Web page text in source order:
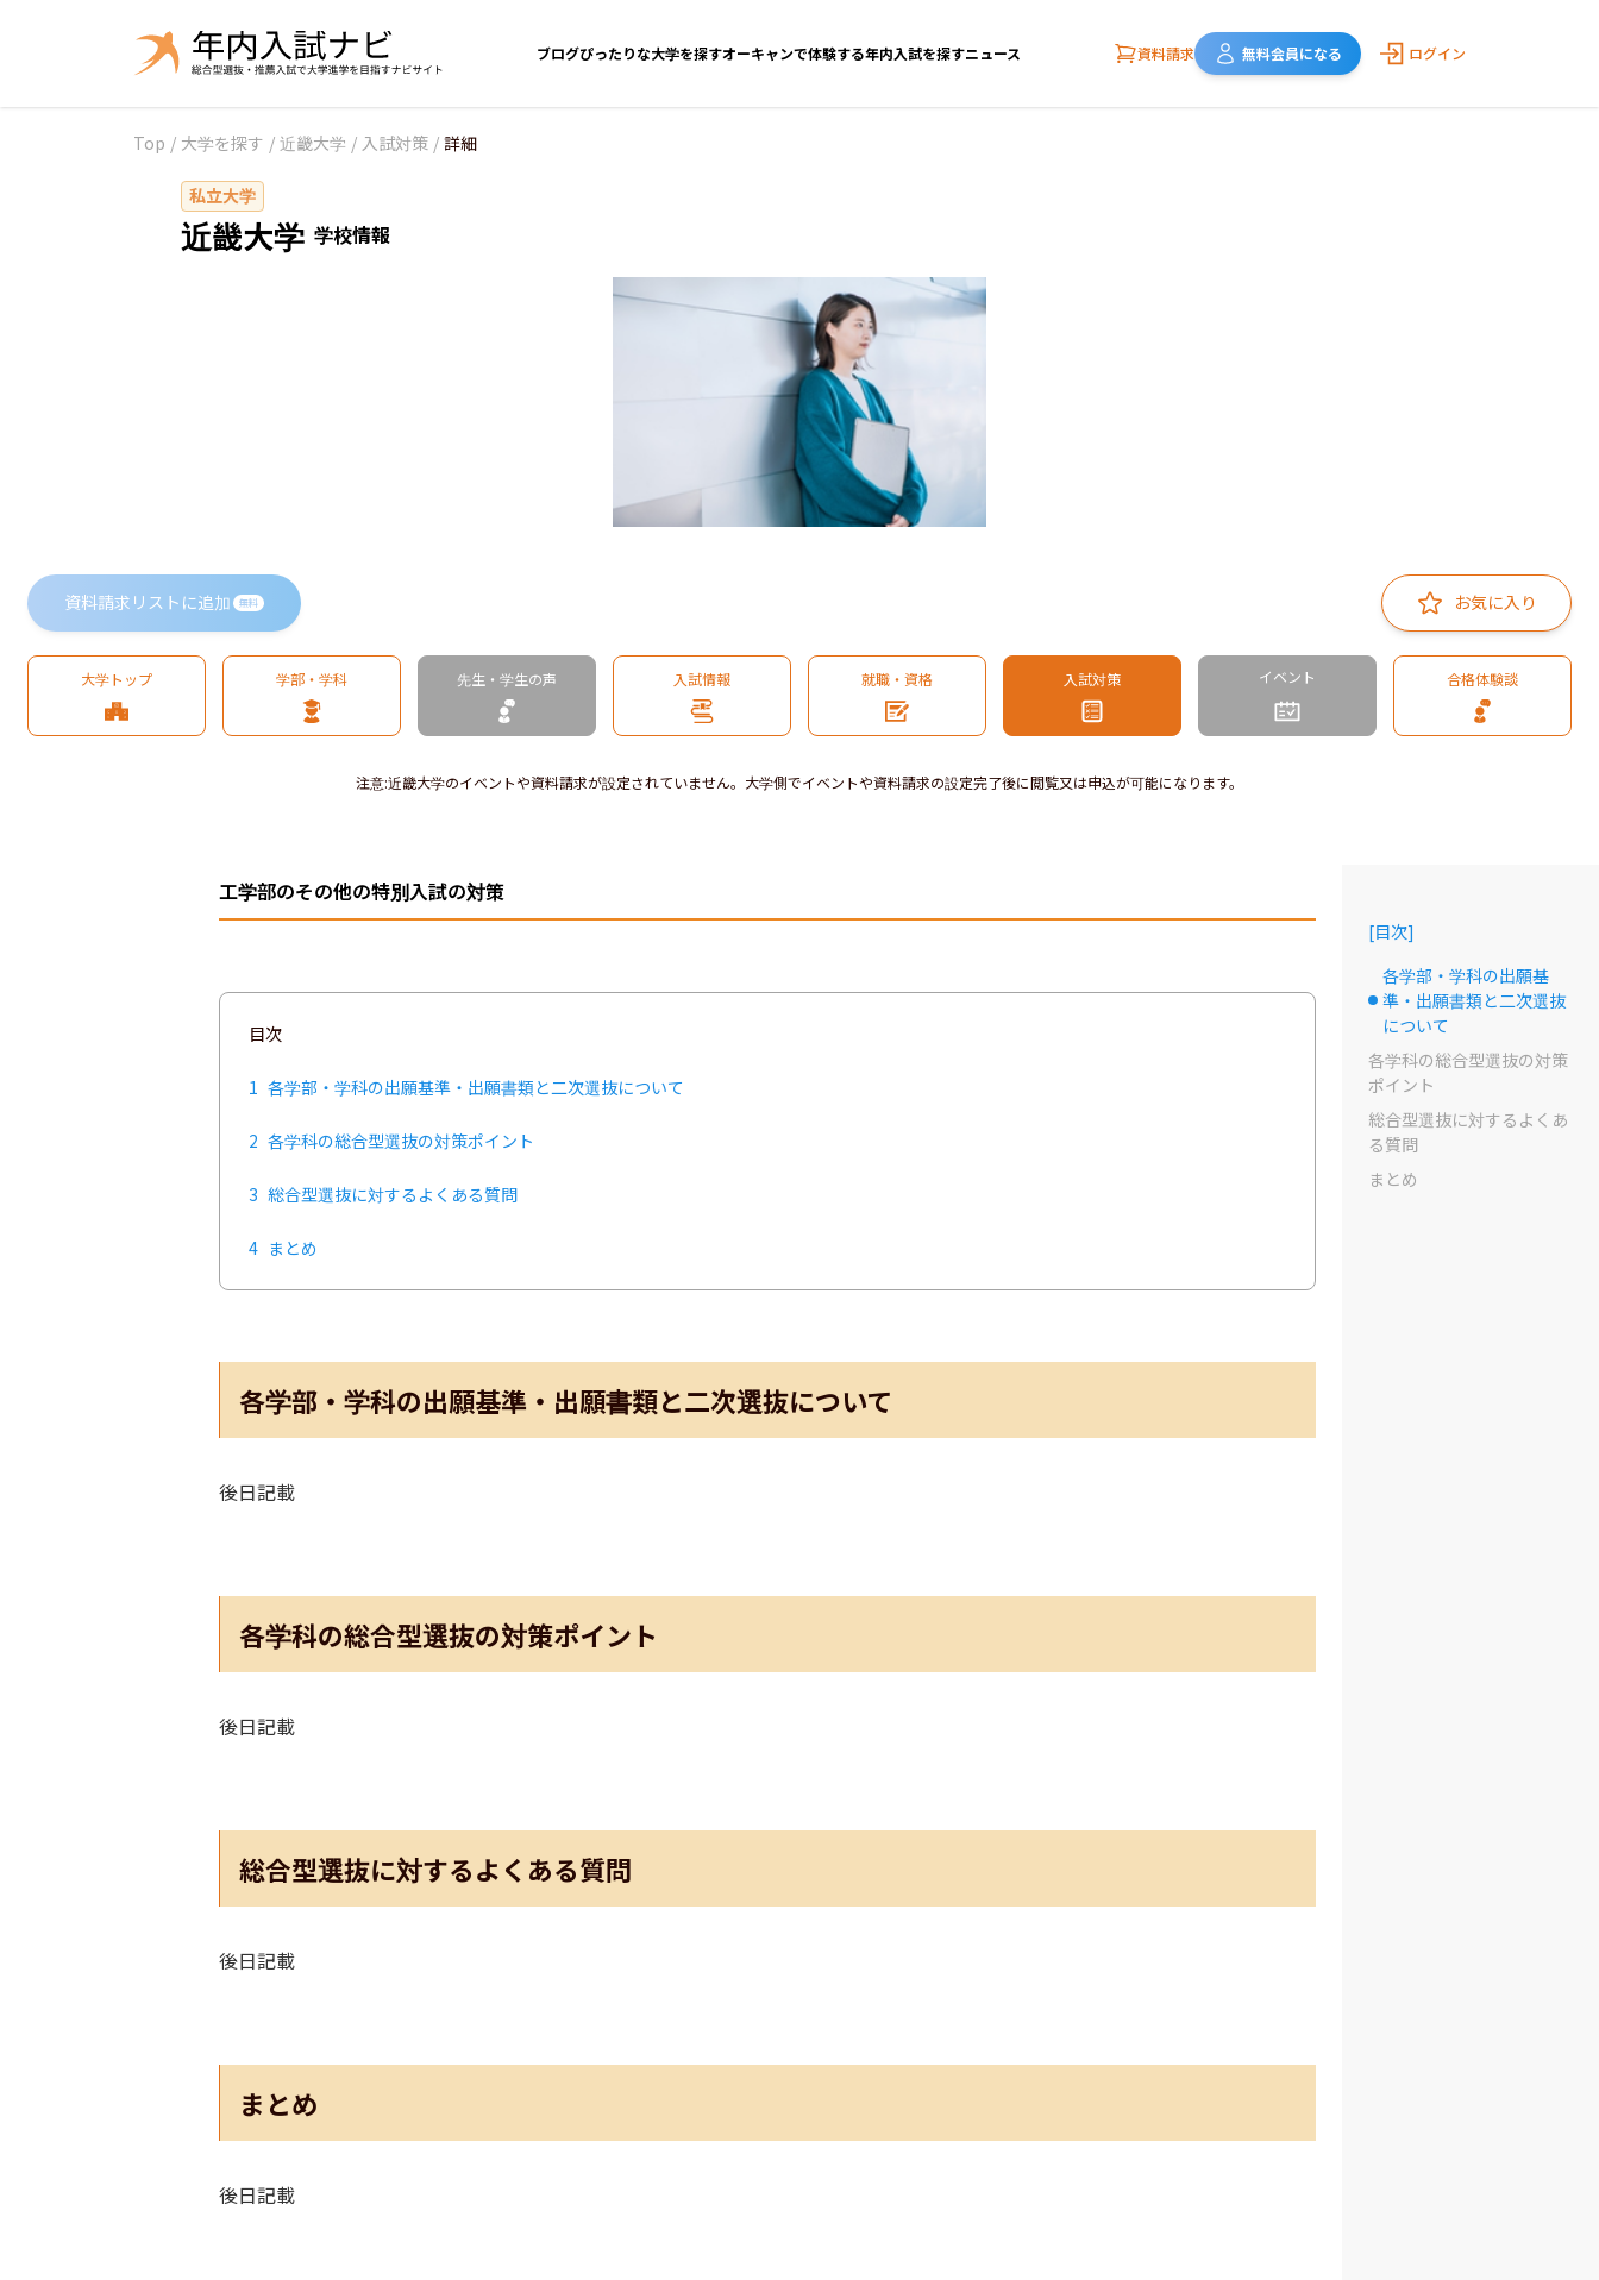
ブログぴったりな大学を探すオーキャンで体験する年内入試を探すニュース 資料請求 無料会員になる ログイン
Top / 大学を探す / 近畿大学 / 入試対策 / 詳細
私立大学
近畿大学 学校情報
資料請求リストに追加 無料 お気に入り
大学トップ 学部・学科 先生・学生の声 入試情報 就職・資格 入試対策 イベント 合格体験談
注意:近畿大学のイベントや資料請求が設定されていません。大学側でイベントや資料請求の設定完了後に閲覧又は申込が可能になります。
工学部のその他の特別入試の対策
目次
1 各学部・学科の出願基準・出願書類と二次選抜について
2 各学科の総合型選抜の対策ポイント
3 総合型選抜に対するよくある質問
4 まとめ
各学部・学科の出願基準・出願書類と二次選抜について
後日記載
各学科の総合型選抜の対策ポイント
後日記載
総合型選抜に対するよくある質問
後日記載
まとめ
後日記載
[目次]
選択中のドット
各学部・学科の出願基
準・出願書類と二次選抜
について
各学科の総合型選抜の対策
ポイント
総合型選抜に対するよくあ
る質問
まとめ